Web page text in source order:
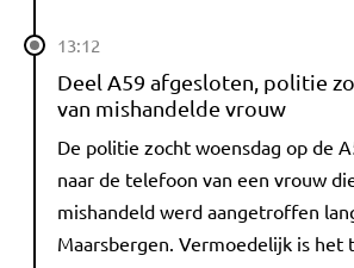
13:12
Deel A59 afgesloten, politie
van mishandelde vrouw
De politie zocht woensdag op de
naar de telefoon van een vrouw
mishandeld werd aangetroffen
Maarsbergen. Vermoedelijk is het